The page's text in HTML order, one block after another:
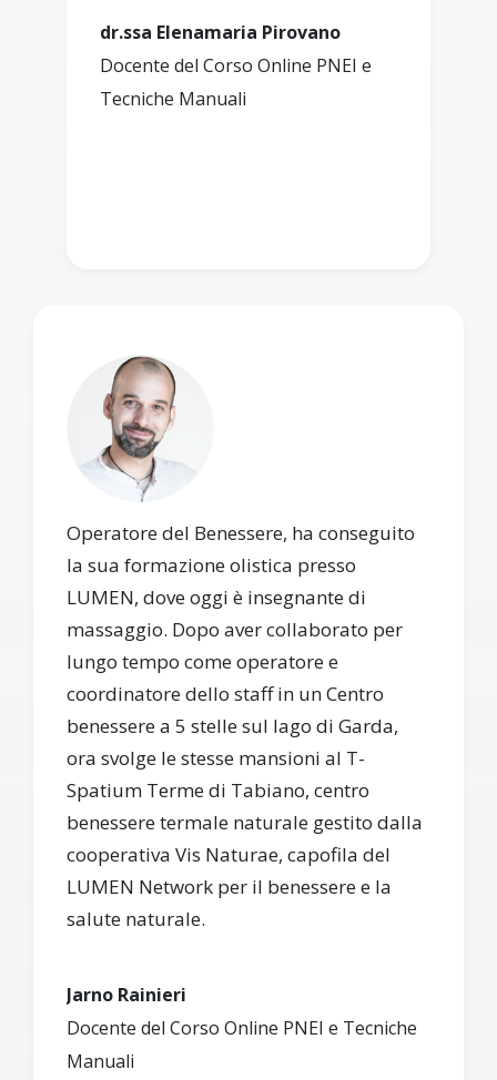
dr.ssa Elenamaria Pirovano
Docente del Corso Online PNEI e
Tecniche Manuali
Operatore del Benessere, ha conseguito
la sua formazione olistica presso
LUMEN, dove oggi è insegnante di
massaggio. Dopo aver collaborato per
lungo tempo come operatore e
coordinatore dello staff in un Centro
benessere a 5 stelle sul lago di Garda,
ora svolge le stesse mansioni al T-
Spatium Terme di Tabiano, centro
benessere termale naturale gestito dalla
cooperativa Vis Naturae, capofila del
LUMEN Network per il benessere e la
salute naturale.
Jarno Rainieri
Docente del Corso Online PNEI e Tecniche
Manuali